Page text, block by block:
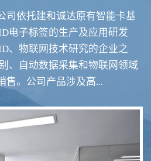
RFID智慧食堂系统
司依托建和诚达原有智能卡基
电子标签的生产及应用研发
、物联网技术研究的企业之
、自动数据采集和物联网领域
售。公司产品涉及高...